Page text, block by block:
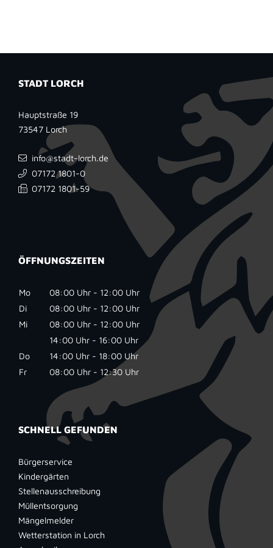
STADT LORCH
Hauptstraße 19
73547 Lorch
info@stadt-lorch.de
07172 1801-0
07172 1801-59
ÖFFNUNGSZEITEN
Mo
08:00 Uhr - 12:00 Uhr
Di
08:00 Uhr - 12:00 Uhr
Mi
08:00 Uhr - 12:00 Uhr
14:00 Uhr - 16:00 Uhr
Do
14:00 Uhr - 18:00 Uhr
Fr
08:00 Uhr - 12:30 Uhr
SCHNELL GEFUNDEN
Bürgerservice
Kindergärten
Stellenausschreibung
Müllentsorgung
Mängelmelder
Wetterstation in Lorch